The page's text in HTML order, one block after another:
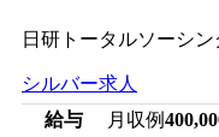
日研トータルソーシ
シルバー求人
給与
月収例